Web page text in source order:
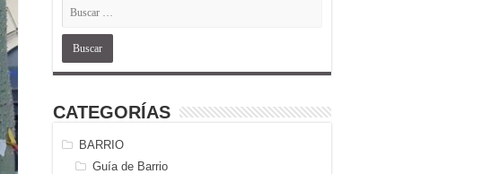
CATEGORÍAS
BARRIO
Guía de Barrio